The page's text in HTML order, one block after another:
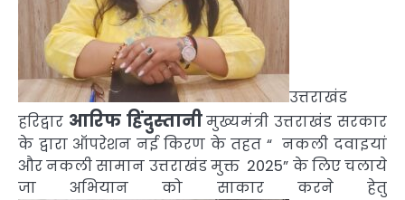
उत्तराखंड
हरिद्वार आरिफ हिंदुस्तानी मुख्यमंत्री उत्तराखंड सरकार
के द्वारा ऑपरेशन नई किरण के तहत “ नकली दवाइयां
और नकली सामान उत्तराखंड मुक्त 2025” के लिए चलाये
जा अभियान को साकार करने हेतु